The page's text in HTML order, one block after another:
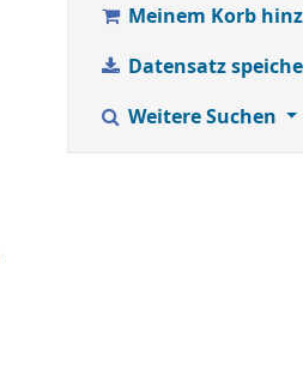
Meinem Korb
Datensatz
Weitere Suchen